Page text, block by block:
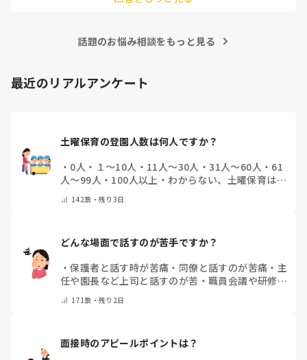
話題のお悩み相談をもっと見る
最近のリアルアンケート
土曜保育の登園人数は何人ですか？
・ 0人 ・ １～10人 ・ 11人～30人 ・31人～60人 ・ 61
人～99人 ・ 100人以上 ・ わからない、土曜保育はな
142票・残り3日
どんな場面で話すのが苦手ですか？
・保護者と話す時が苦痛 ・ 同僚と話すのが苦痛 ・ 主
任や園長など上司と話すのが苦 ・ 職員会議や研修場
他(コメントで教えてください)
171票・残り2日
面接時のアピールポイントは？